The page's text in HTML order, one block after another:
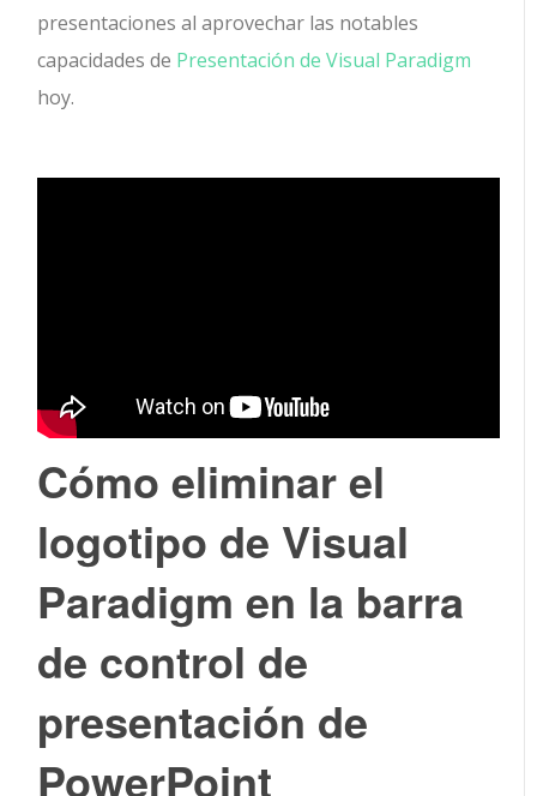
presentaciones al aprovechar las notables
capacidades de Presentación de Visual Paradigm
hoy.
Cómo eliminar el
logotipo de Visual
Paradigm en la barra
de control de
presentación de
PowerPoint